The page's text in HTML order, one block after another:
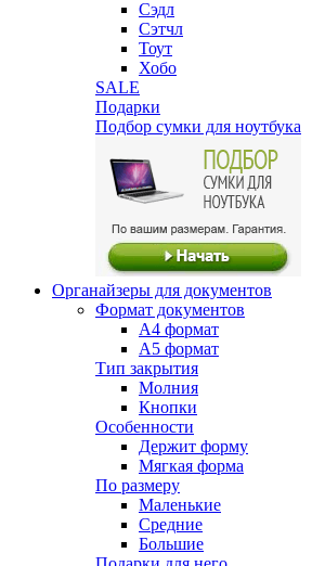
Сэдл
Сэтчл
Тоут
Хобо
SALE
Подарки
Подбор сумки для ноутбука
Органайзеры для документов
Формат документов
А4 формат
А5 формат
Тип закрытия
Молния
Кнопки
Особенности
Держит форму
Мягкая форма
По размеру
Маленькие
Средние
Большие